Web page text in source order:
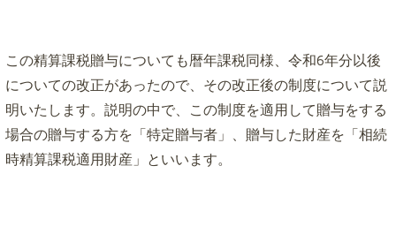
この精算課税贈与についても暦年課税同様、令和6年分以後
についての改正があったので、その改正後の制度について説
明いたします。説明の中で、この制度を適用して贈与をする
場合の贈与する方を「特定贈与者」、贈与した財産を「相続
時精算課税適用財産」といいます。